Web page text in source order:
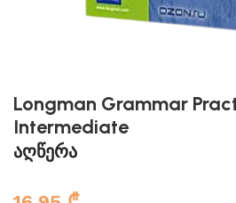
Longman Grammar
Intermediate
აღწერა